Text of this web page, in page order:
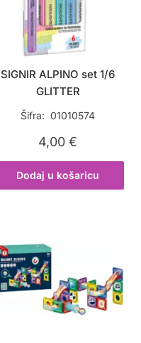
SIGNIR ALPINO set 1/6
GLITTER
Šifra: 01010574
4,00€
Dodaj u košaricu